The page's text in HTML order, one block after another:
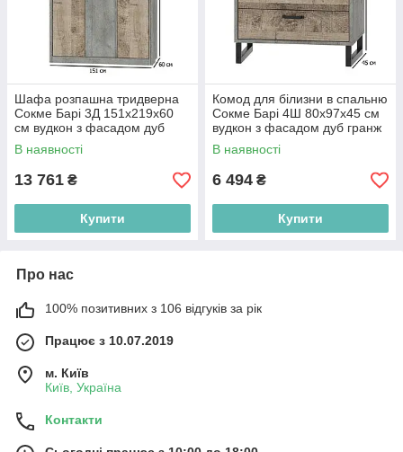
Шафа розпашна тридверна
Сокме Барі 3Д 151х219х60
см вудкон з фасадом дуб
гранж пісочний в спальню
В наявності
13 761 ₴
Купити
Комод для білизни в спальню
Сокме Барі 4Ш 80х97х45 см
вудкон з фасадом дуб гранж
на чорних ніжках
В наявності
6 494 ₴
Купити
Про нас
100% позитивних з 106 відгуків за рік
Працює з 10.07.2019
м. Київ
Київ, Україна
Контакти